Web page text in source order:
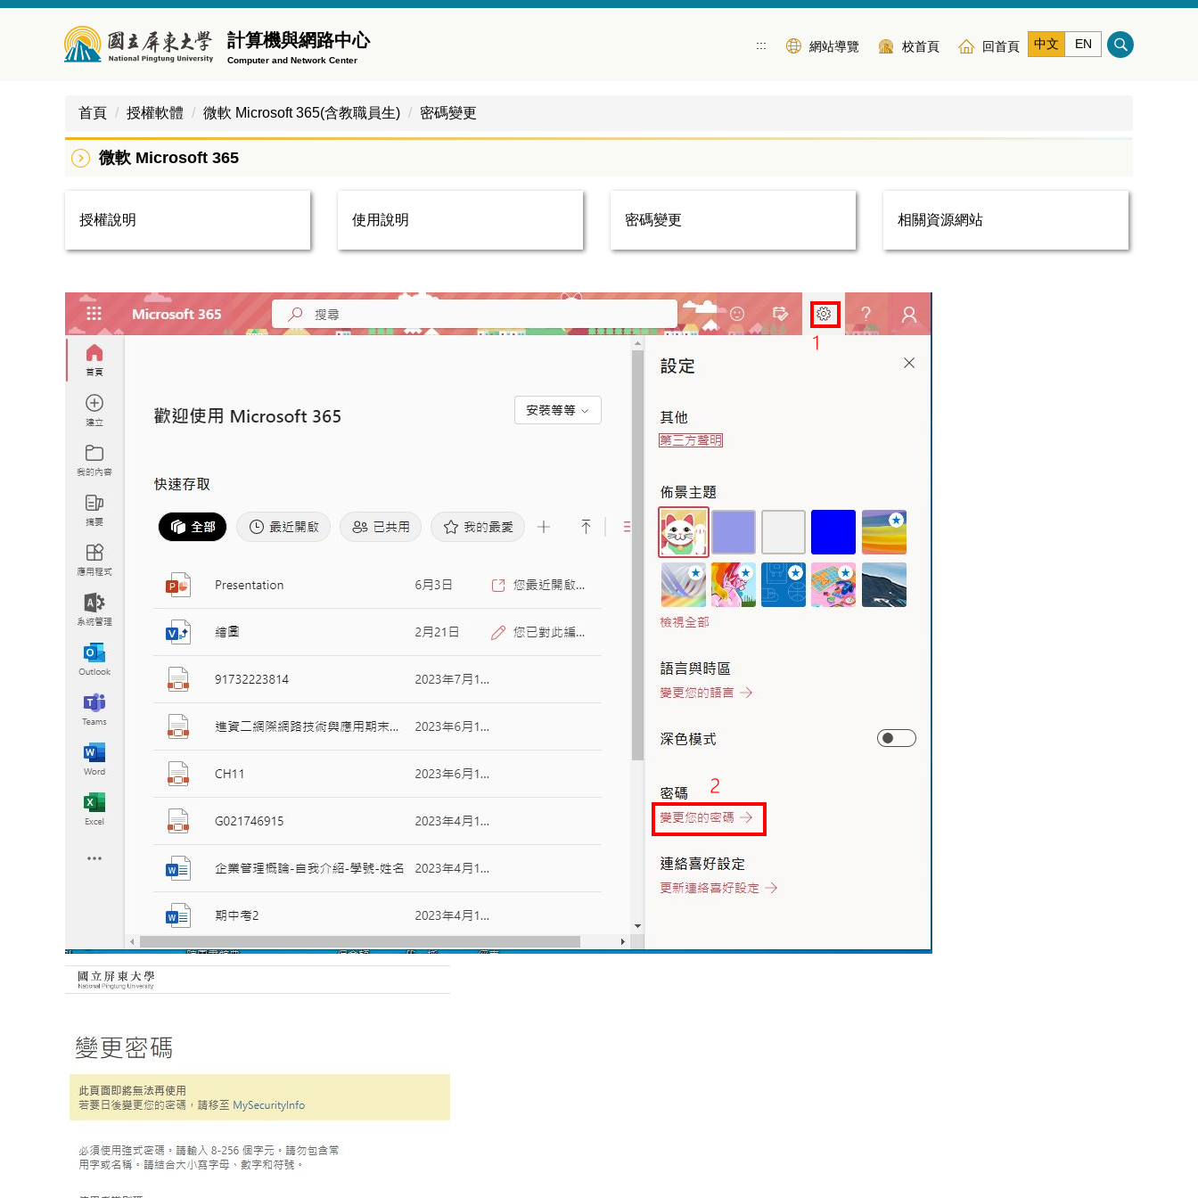
計算機與網路中心
Computer and Network Center
::: 網站導覽 校首頁 回首頁 中文 EN
首頁 授權軟體 微軟 Microsoft 365(含教職員生) 密碼變更
微軟 Microsoft 365
授權說明 使用說明 密碼變更 相關資源網站